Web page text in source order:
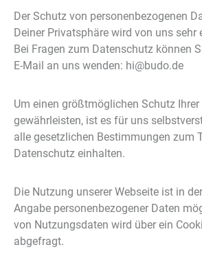
Der Schutz von personenbezogenen
Deiner Privatsphäre wird von uns sehr
Bei Fragen zum Datenschutz können
E-Mail an uns wenden: hi@budo.de
Um einen größtmöglichen Schutz
gewährleisten, ist es für uns
alle gesetzlichen Bestimmungen zum
Datenschutz einhalten.
Die Nutzung unserer Webseite ist in
Angabe personenbezogener Daten
von Nutzungsdaten wird über ein
abgefragt.